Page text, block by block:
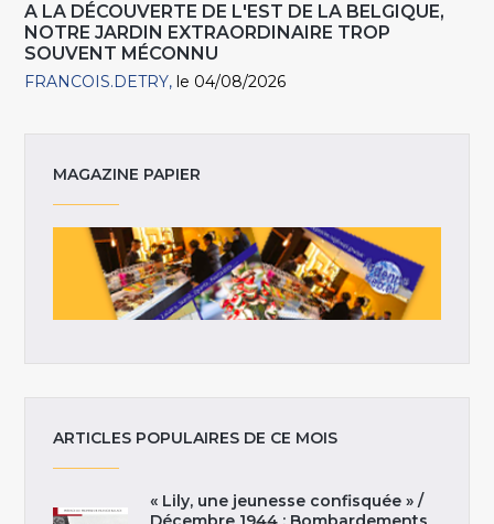
A LA DÉCOUVERTE DE L'EST DE LA BELGIQUE,
NOTRE JARDIN EXTRAORDINAIRE TROP
SOUVENT MÉCONNU
FRANCOIS.DETRY le 04/08/2026
MAGAZINE PAPIER
ARTICLES POPULAIRES DE CE MOIS
« Lily, une jeunesse confisquée » /